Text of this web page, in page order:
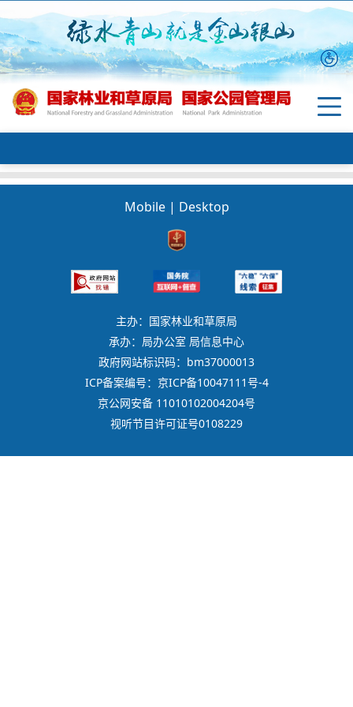
Mobile | Desktop
主办：国家林业和草原局
承办：局办公室 局信息中心
政府网站标识码：bm37000013
ICP备案编号：京ICP备10047111号-4
京公网安备 11010102004204号
视听节目许可证号0108229